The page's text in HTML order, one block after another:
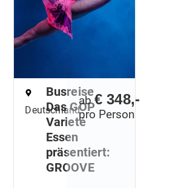
Deutschland
Busreise
Das GOP
Varieté
Essen
präsentiert:
GROOVE
ab€ 348,-
pro Person